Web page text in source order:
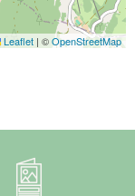
Leaflet | ©OpenStreetMap